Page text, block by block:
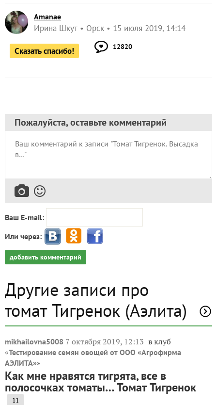
Amanae
Ирина Шкут Орск 15 июля 2019, 14:14
Сказать спасибо! 12820
Пожалуйста, оставьте комментарий
Ваш E-mail:
Или через:
добавить комментарий
Другие записи про
томат Тигренок (Аэлита)
mikhailovna5008 7 октября 2019, 12:13 в клуб
«Тестирование семян овощей от ООО «Агрофирма
АЭЛИТА»»
Как мне нравятся тигрята, все в
полосочках томаты… Томат Тигренок
11